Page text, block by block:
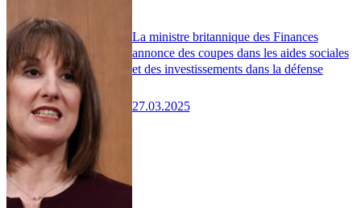
La ministre britannique des Finances
annonce des coupes dans les aides sociales
et des investissements dans la défense
27.03.2025